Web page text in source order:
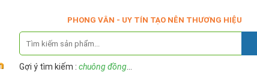
PHONG VÂN - UY TÍN TẠO NÊN THƯƠNG HIỆU
Gợi ý tìm kiếm : chuông đồng